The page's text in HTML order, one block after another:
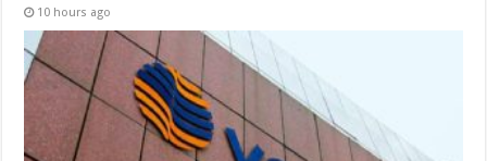
10 hours ago